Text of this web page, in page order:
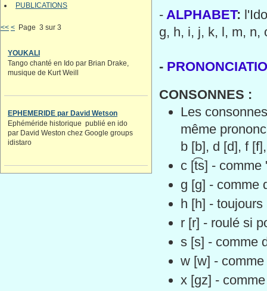
PUBLICATIONS
<< < Page 3 sur 3
YOUKALI
Tango chanté en Ido par Brian Drake,
musique de Kurt Weill
EPHEMERIDE par David Wetson
Ephéméride historique publié en ido
par David Weston chez Google groups
idistaro
-ALPHABET:
g, h, i, j, k, l, m, n,
-
CONSONNES :
Les
même
b [b], d [d], f
c [t͡s] - comme
g [g] - comme
h [h] -
r [r] - roulé si
s [s] - comme
w [w] -
x [gz] -